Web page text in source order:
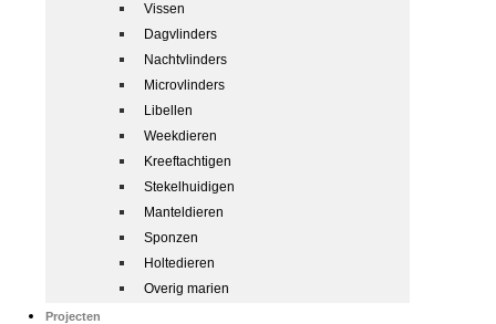
Vissen
Dagvlinders
Nachtvlinders
Microvlinders
Libellen
Weekdieren
Kreeftachtigen
Stekelhuidigen
Manteldieren
Sponzen
Holtedieren
Overig marien
Projecten